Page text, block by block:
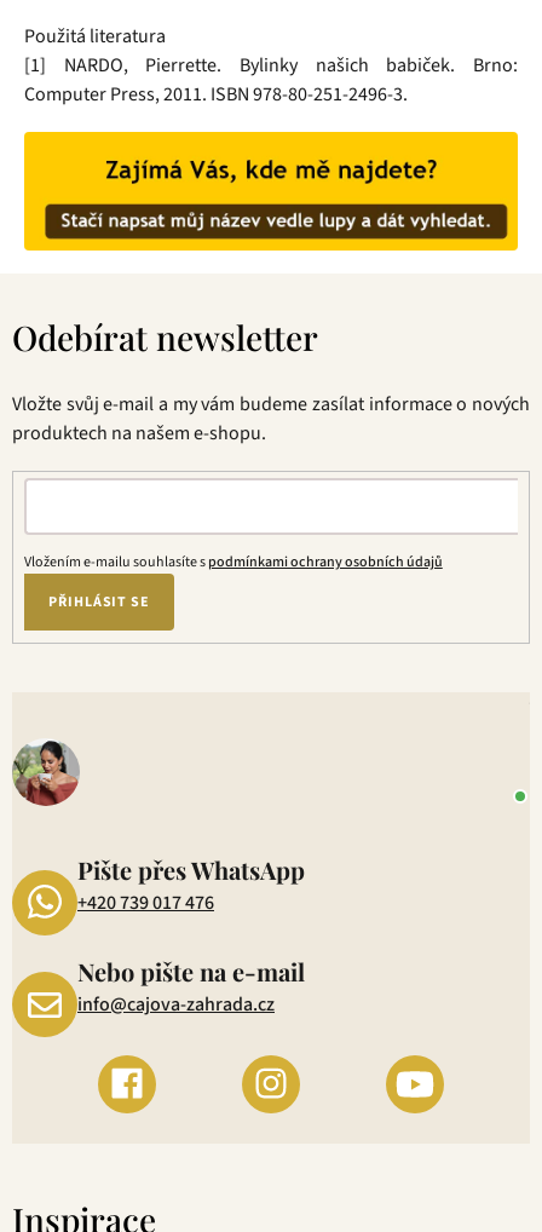
Použitá literatura
[1] NARDO, Pierrette. Bylinky našich babiček. Brno:
Computer Press, 2011. ISBN 978-80-251-2496-3.
Odebírat newsletter
Vložte svůj e-mail a my vám budeme zasílat informace o nových
produktech na našem e-shopu.
Vložením e-mailu souhlasíte spodmínkami ochrany osobních údajů
PŘIHLÁSIT SE
Pište přes WhatsApp
+420 739 017 476
Nebo pište na e-mail
info@cajova-zahrada.cz
Inspirace